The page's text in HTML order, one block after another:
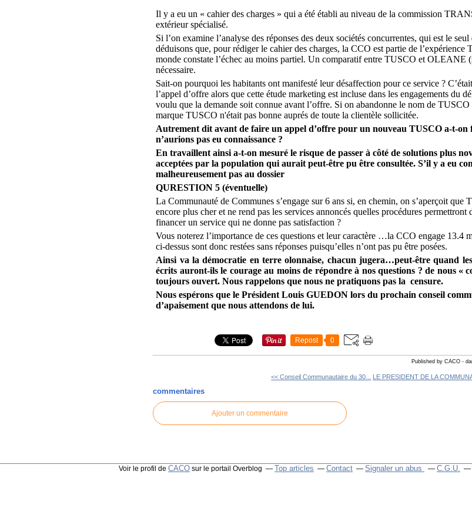
Il y a eu un « cahier des charges » qui a été établi au niveau de la commission
extérieur spécialisé.
Si l’on examine l’analyse des réponses des deux sociétés concurrentes, qui est le
déduisons que, pour rédiger le cahier des charges, la CCO est partie de
monde constate l’échec au moins partiel. Un comparatif entre TUSCO et OLEANE
nécessaire.
Sait-on pourquoi les habitants ont manifesté leur désaffection pour ce service ?
l’appel d’offre alors que cette étude marketing est incluse dans les engagements du
voulu que la demande soit connue avant l’offre. Si on abandonne le nom de
marque TUSCO n'était pas bonne auprés de toute la clientèle sollicitée.
Autrement dit avant de faire un appel d’offre pour un nouveau TUSCO a-t-
n’aurions pas eu connaissance ?
En travaillent ainsi a-t-on mesuré le risque de passer à côté de solutions plus
acceptées par la population qui aurait peut-être pu être consultée. S’il y a eu
malheureusement pas au dossier
QURESTION 5 (éventuelle)
La Communauté de Communes s’engage sur 6 ans si, en chemin, on s’aperçoit
encore plus cher et ne rend pas les services annoncés quelles procédures
financer un service qui ne donne pas satisfaction ?
Vous noterez l’importance de ces questions et leur caractère …la CCO engage 13.4
ci-dessus sont donc restées sans réponses puisqu’elles n’ont pas pu être posées.
Ainsi va la démocratie en terre olonnaise, chacun jugera…peut-être quand
écrits auront-ils le courage au moins de répondre à nos questions ? de nous
toujours ouvert. Nous rappelons que nous ne pratiquons pas la censure.
Nous espérons que le Président Louis GUEDON lors du prochain conseil
d’apaisement que nous attendons de lui.
Repost 0
Published by CACO -
<< Conseil Communautaire du 30... LE PRESIDENT DE LA
commentaires
Ajouter un commentaire
Voir le profil de CACO sur le portail Overblog Top articles Contact Signaler un abus C.G.U.